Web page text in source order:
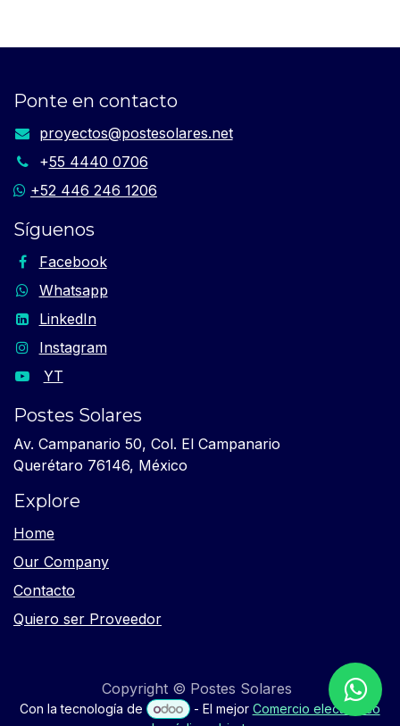
Ponte en contacto
proyectos​@postesolares.net​
+55 4440 0706
+52 446 246 1206
Síguenos
Facebook
Whatsapp
LinkedIn
Instagram
YT
Postes Solares
Av. Campanario 50, Col. El Campanario
Querétaro 76146, México
Explore
Home
Our Company
Contacto
Quiero ser Proveedor
Copyright © Postes Solares
Con la tecnología de - El mejor Comercio electrónico